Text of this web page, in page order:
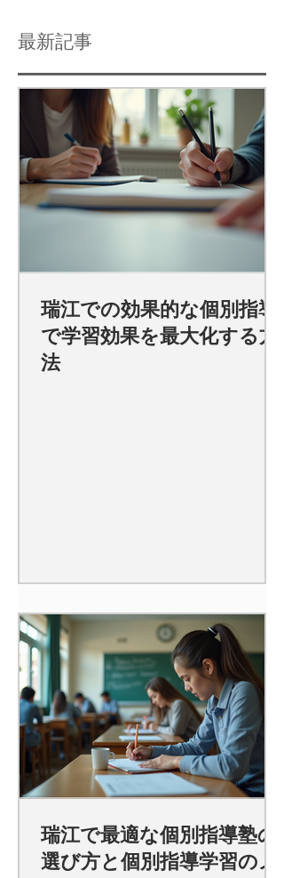
最新記事
瑞江での効果的な個別指導
で学習効果を最大化する方
法
瑞江で最適な個別指導塾の
選び方と個別指導学習のメ